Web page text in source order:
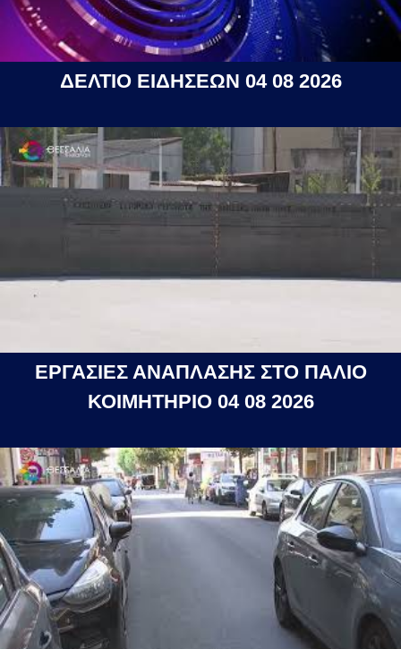
ΔΕΛΤΙΟ ΕΙΔΗΣΕΩΝ 04 08 2026
ΕΡΓΑΣΙΕΣ ΑΝΑΠΛΑΣΗΣ ΣΤΟ ΠΑΛΙΟ
ΚΟΙΜΗΤΗΡΙΟ 04 08 2026